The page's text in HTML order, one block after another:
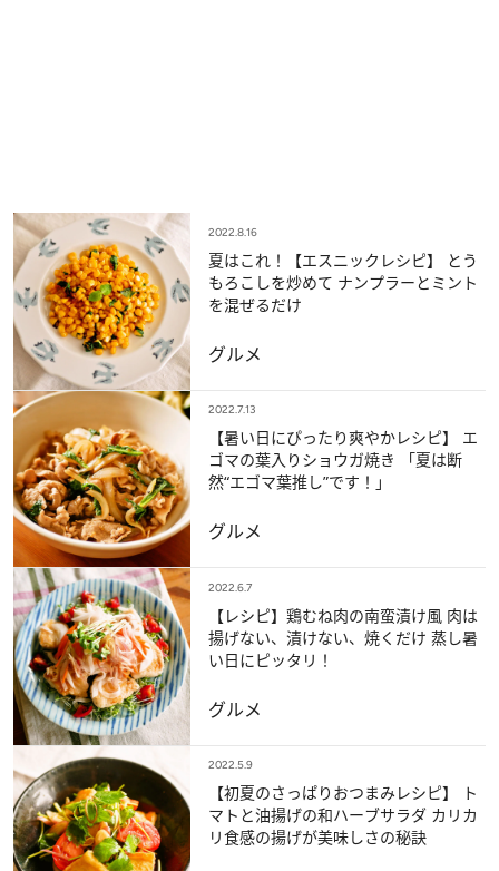
2022.8.16
夏はこれ！【エスニックレシピ】 とう
もろこしを炒めて ナンプラーとミント
を混ぜるだけ
グルメ
2022.7.13
【暑い日にぴったり爽やかレシピ】 エ
ゴマの葉入りショウガ焼き 「夏は断
然“エゴマ葉推し”です！」
グルメ
2022.6.7
【レシピ】鶏むね肉の南蛮漬け風 肉は
揚げない、漬けない、焼くだけ 蒸し暑
い日にピッタリ！
グルメ
2022.5.9
【初夏のさっぱりおつまみレシピ】 ト
マトと油揚げの和ハーブサラダ カリカ
リ食感の揚げが美味しさの秘訣